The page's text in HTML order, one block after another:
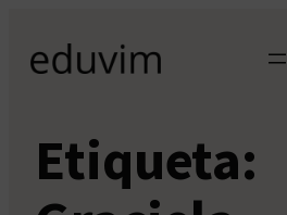
contenido
Etiqueta: